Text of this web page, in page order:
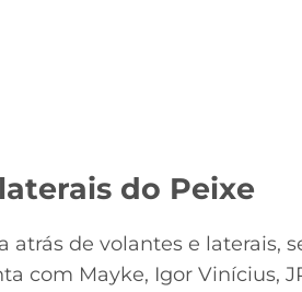
do Peixe
de volantes e laterais,
com Mayke, Igor Vinícius,